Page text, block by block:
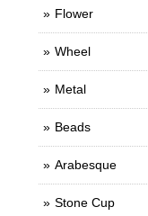
Flower
Wheel
Metal
Beads
Arabesque
Stone Cup